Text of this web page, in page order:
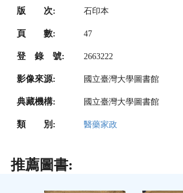
版 次: 石印本
頁 數: 47
登 錄 號: 2663222
影像來源: 國立臺灣大學圖書館
典藏機構: 國立臺灣大學圖書館
類 別: 醫藥家政
推薦圖書: